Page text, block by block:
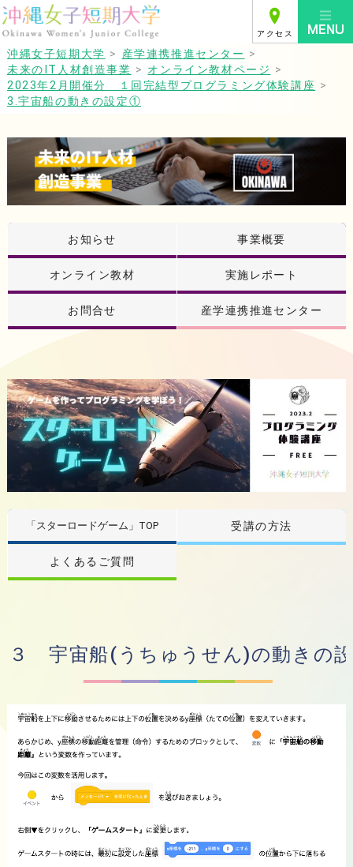
アクセス
沖縄女子短期大学 > 産学連携推進センター >
未来のIT人材創造事業 > オンライン教材ページ >
2023年2月開催分 １回完結型プログラミング体験講座 >
3.宇宙船の動きの設定①
お知らせ 事業概要
オンライン教材 実施レポート
お問合せ 産学連携推進センター
「スターロードゲーム」TOP 受講の方法
よくあるご質問
３ 宇宙船(うちゅうせん)の動きの